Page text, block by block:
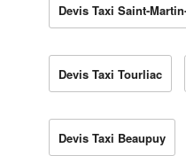
Devis Taxi Saint-
Devis Taxi Tourliac
Devis Taxi Beaupuy